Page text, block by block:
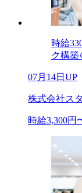
時給
ク構築
07月14日UP
株式会社ス
時給3,300円